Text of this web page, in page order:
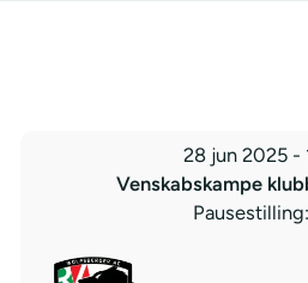
28 jun 2025 -
Venskabskampe